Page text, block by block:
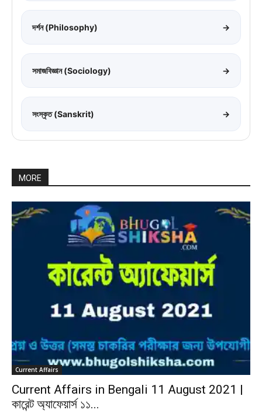
দর্শন (Philosophy) →
সমাজবিজ্ঞান (Sociology) →
সংস্কৃত (Sanskrit) →
MORE
Current Affairs
Current Affairs in Bengali 11 August 2021 |
কারেন্ট অ্যাফেয়ার্স ১১...